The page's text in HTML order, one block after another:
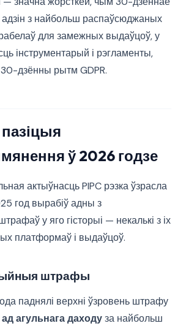
адзін з найбольш распаўсюджаных
для замежных выдаўцоў, у
інструментарый і рэгламенты,
дзённы рытм GDPR.
ў 2026 годзе
актыўнасць PIPC рэзка ўзрасла
год вырабіў адны з
у яго гісторыі — некалькі з іх
платформаў і выдаўцоў.
штрафы
паднялі верхні ўзровень штрафу
агульнага даходуза найбольш